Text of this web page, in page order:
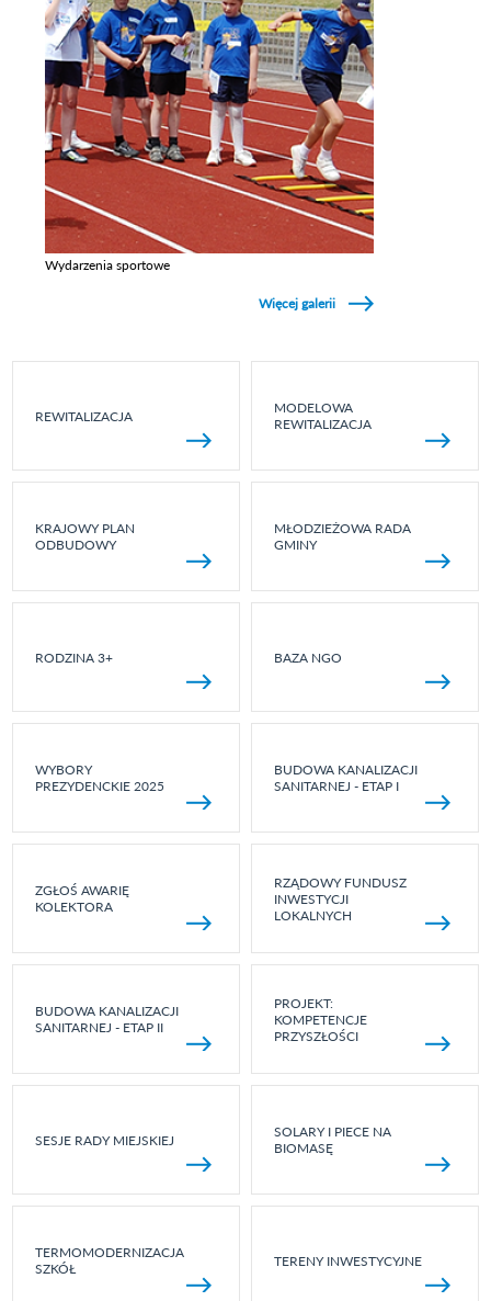
Wydarzenia sportowe
Więcej galerii
REWITALIZACJA
MODELOWA
REWITALIZACJA
KRAJOWY PLAN
ODBUDOWY
MŁODZIEŻOWA RADA
GMINY
RODZINA 3+ BAZA NGO
WYBORY
PREZYDENCKIE 2025
BUDOWA KANALIZACJI
SANITARNEJ - ETAP I
ZGŁOŚ AWARIĘ
KOLEKTORA
RZĄDOWY FUNDUSZ
INWESTYCJI
LOKALNYCH
BUDOWA KANALIZACJI
SANITARNEJ - ETAP II
PROJEKT:
KOMPETENCJE
PRZYSZŁOŚCI
SESJE RADY MIEJSKIEJ
SOLARY I PIECE NA
BIOMASĘ
TERMOMODERNIZACJA
SZKÓŁ
TERENY INWESTYCYJNE